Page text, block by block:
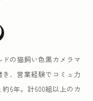
の猫飼い色黒カメラマ
、営業経験でコミュ力
6年。計600組以上のカ